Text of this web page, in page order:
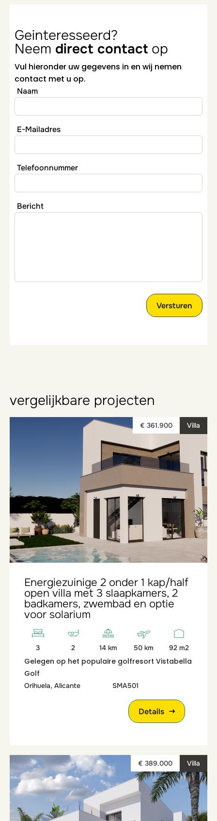
Geinteresseerd?
Neem direct contact op
Vul hieronder uw gegevens in en wij nemen
contact met u op.
Naam
E-Mailadres
Telefoonnummer
Bericht
vergelijkbare projecten
Villa
€ 361.900
Energiezuinige 2 onder 1 kap/half
open villa met 3 slaapkamers, 2
badkamers, zwembad en optie
voor solarium
3 2 14 km 50 km 92 m2
Gelegen op het populaire golfresort Vistabella
Golf
Orihuela, Alicante SMA501
Details
Villa
€ 389.000